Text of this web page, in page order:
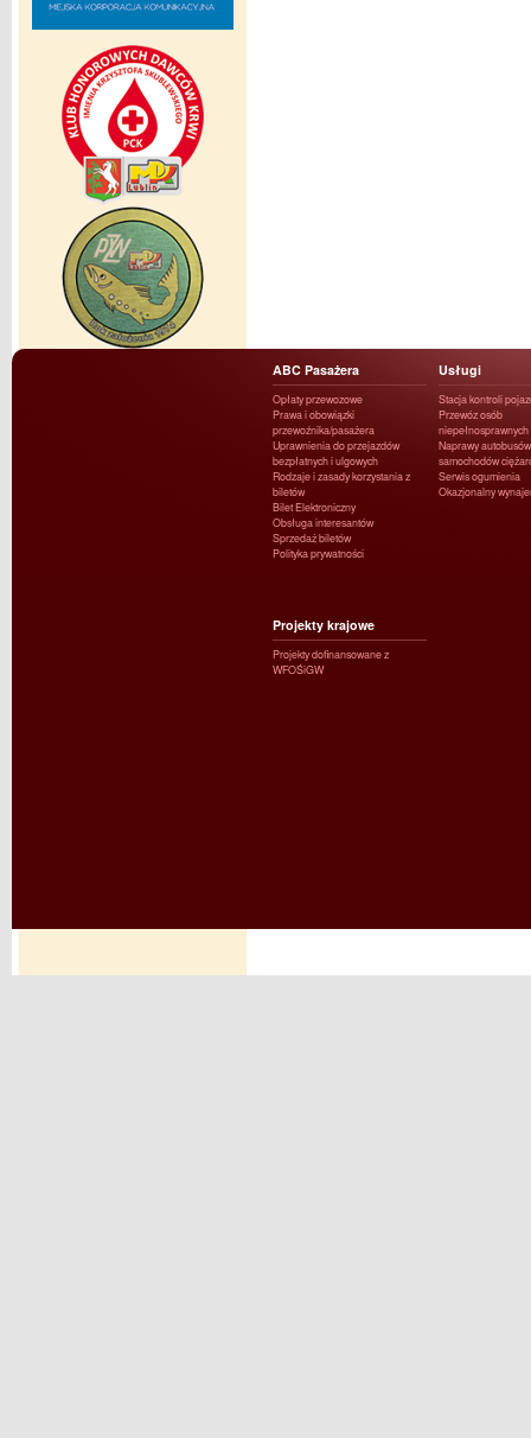
ABC Pasażera
Opłaty przewozowe
Prawa i obowiązki
przewoźnika/pasażera
Uprawnienia do przejazdów
bezpłatnych i ulgowych
Rodzaje i zasady korzystania z
biletów
Bilet Elektroniczny
Obsługa interesantów
Sprzedaż biletów
Polityka prywatności
Usługi
Stacja kontroli
Przewóz osób
niepełnosprawnych
Naprawy
samochodów
Serwis ogumienia
Okazjonalny
Projekty krajowe
Projekty dofinansowane z
WFOŚiGW